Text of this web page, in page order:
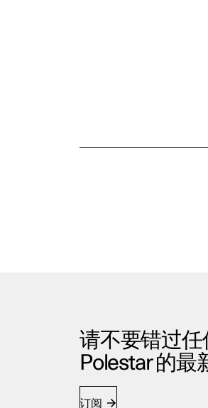
请不要错过任
Polestar 的最
订阅